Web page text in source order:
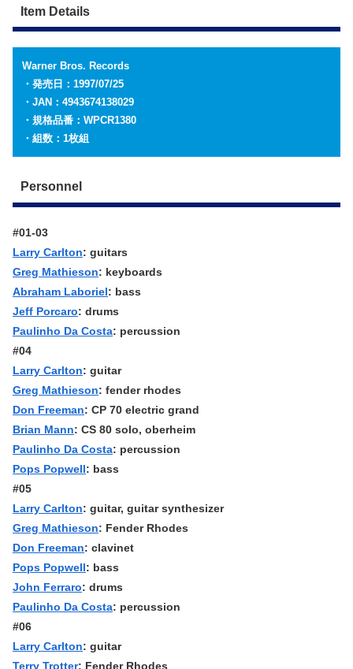
Item Details
Warner Bros. Records
・発売日：1997/07/25
・JAN：4943674138029
・規格品番：WPCR1380
・組数：1枚組
Personnel
#01-03
Larry Carlton: guitars
Greg Mathieson: keyboards
Abraham Laboriel: bass
Jeff Porcaro: drums
Paulinho Da Costa: percussion
#04
Larry Carlton: guitar
Greg Mathieson: fender rhodes
Don Freeman: CP 70 electric grand
Brian Mann: CS 80 solo, oberheim
Paulinho Da Costa: percussion
Pops Popwell: bass
#05
Larry Carlton: guitar, guitar synthesizer
Greg Mathieson: Fender Rhodes
Don Freeman: clavinet
Pops Popwell: bass
John Ferraro: drums
Paulinho Da Costa: percussion
#06
Larry Carlton: guitar
Terry Trotter: Fender Rhodes